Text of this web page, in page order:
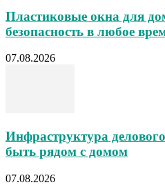
Пластиковые окна для
безопасность в любое
07.08.2026
Инфраструктура
быть рядом с домом
07.08.2026